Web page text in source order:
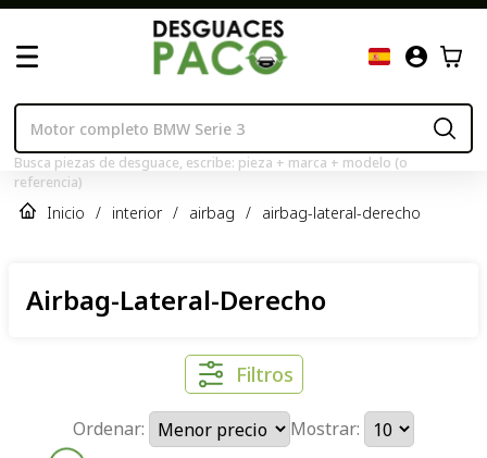
Busca piezas de desguace, escribe: pieza + marca + modelo (o
referencia)
Inicio / interior / airbag / airbag-lateral-derecho
Airbag-Lateral-Derecho
Filtros
Ordenar: Mostrar: